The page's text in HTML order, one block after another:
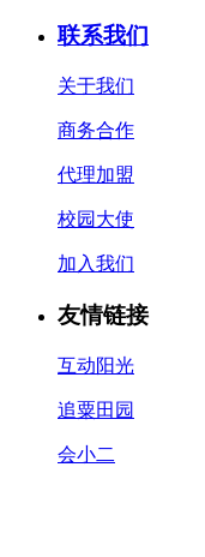
联系我们
关于我们
商务合作
代理加盟
校园大使
加入我们
友情链接
互动阳光
追粟田园
会小二